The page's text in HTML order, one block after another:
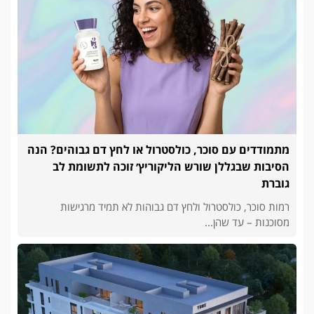
מתמודדים עם סוכר, כולסטרול או לחץ דם גבוהים? הנה
הסיבות שבגללן שורש הליקוריץ׳ זוכה לתשומת לב
גוברת
רמות סוכר, כולסטרול ולחץ דם גבוהות לא תמיד מרגישות
מסוכנות – עד שהן...